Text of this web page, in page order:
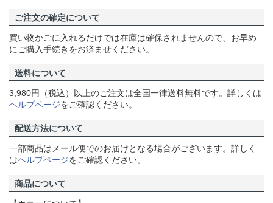
ご注文の確定について
買い物かごに入れるだけでは在庫は確保されませんので、お早め
にご購入手続きをお済ませください。
送料について
3,980円（税込）以上のご注文は全国一律送料無料です。詳しくは
ヘルプページをご確認ください。
配送方法について
一部商品はメール便でのお届けとなる場合がございます。詳しく
はヘルプページをご確認ください。
商品について